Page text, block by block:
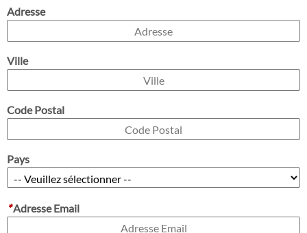
Adresse
Ville
Code Postal
Pays
*Adresse Email